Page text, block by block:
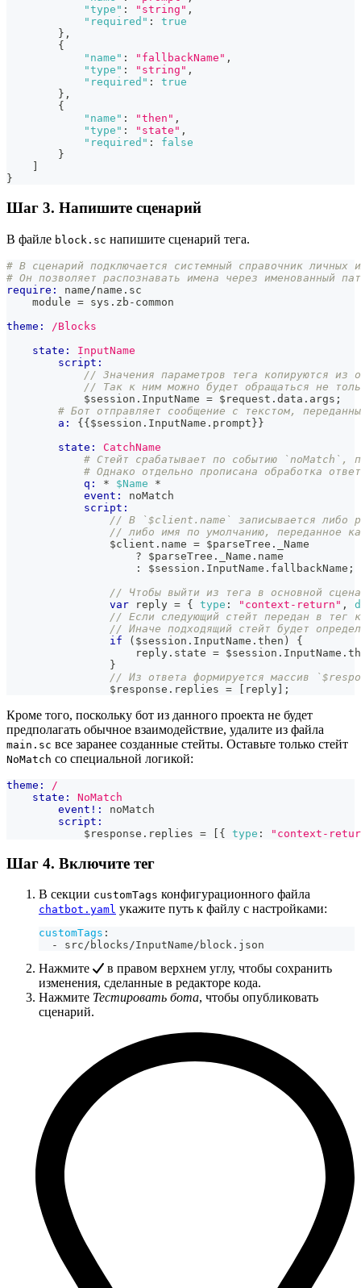
"type" : "string" ,
"required" :
true
} ,
{
"name" : "fallbackName" ,
"type" : "string" ,
"required" :
true
} ,
{
"name" : "then" ,
"type" : "state" ,
"required" :
false
}
]
}
Шаг 3. Напишите сценарий
В файле block.sc напишите сценарий тега.
# В сценарий подключается системный справочник личных
# Он позволяет распознавать имена через именованный
require:
name/name.sc
    module = sys.zb-common
theme:
/Blocks
state:
InputName
script:
// Значения параметров тега копируются
// Так к ним можно будет обращаться не
            $session
. InputName = $request . data . args ;
# Бот отправляет сообщение с текстом,
a:
{{ $session . InputName . prompt }}
state:
CatchName
# Стейт срабатывает по событию `noMatch`,
# Однако отдельно прописана обработка
q:
* $Name *
event:
noMatch
script:
// В `$client.name` записывается либо
// либо имя по умолчанию, переданное
                $client
. name = $parseTree .
_Name
? $parseTree . _Name . name
:
$session . InputName . fallbackName ;
// Чтобы выйти из тега в основной
var reply = { type : "context-return" ,
// Если следующий стейт передан в тег
// Иначе подходящий стейт будет
if
( $session . InputName . then )
{
                    reply
. state = $session . InputName .
}
// Из ответа формируется массив
                $response
. replies = reply ;
Кроме того, поскольку бот из данного проекта не будет
предполагать обычное взаимодействие, удалите из файла
main.sc все заранее созданные стейты. Оставьте только стейт
NoMatch со специальной логикой:
theme:
/
state:
NoMatch
event!:
noMatch
script:
            $response
. replies = { type : "context-
Шаг 4. Включите тег
В секции customTags конфигурационного файла
chatbot.yaml укажите путь к файлу с настройками:
customTags :
-
src/blocks/InputName/block.json
Нажмите
в правом верхнем углу, чтобы сохранить
изменения, сделанные в редакторе кода.
Нажмите Тестировать бота, чтобы опубликовать
сценарий.